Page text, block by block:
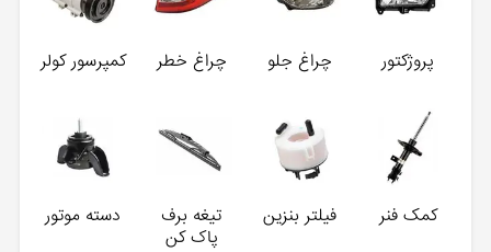
پروژکتور چراغ جلو چراغ خطر کمپرسور کولر
کمک فنر فیلتر بنزین
تیغه برف
پاک کن
دسته موتور